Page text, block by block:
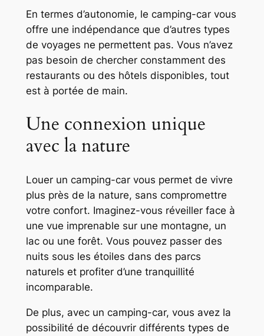
En termes d’autonomie, le camping-car vous
offre une indépendance que d’autres types
de voyages ne permettent pas. Vous n’avez
pas besoin de chercher constamment des
restaurants ou des hôtels disponibles, tout
est à portée de main.
Une connexion unique
avec la nature
Louer un camping-car vous permet de vivre
plus près de la nature, sans compromettre
votre confort. Imaginez-vous réveiller face à
une vue imprenable sur une montagne, un
lac ou une forêt. Vous pouvez passer des
nuits sous les étoiles dans des parcs
naturels et profiter d’une tranquillité
incomparable.
De plus, avec un camping-car, vous avez la
possibilité de découvrir différents types de